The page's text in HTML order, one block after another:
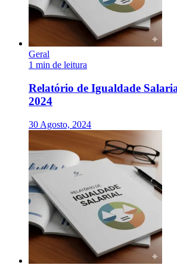
Geral
1 min de leitura
Relatório de Igualdade
2024
30 Agosto, 2024